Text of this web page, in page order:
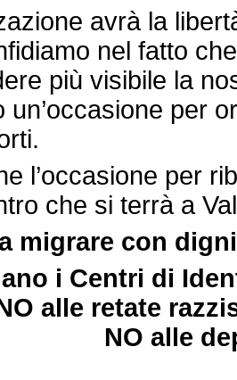
avrà la
nel fatto
più visibile la
un’occasione per
l’occasione per
che si terrà a
migrare con
i Centri di
alle retate